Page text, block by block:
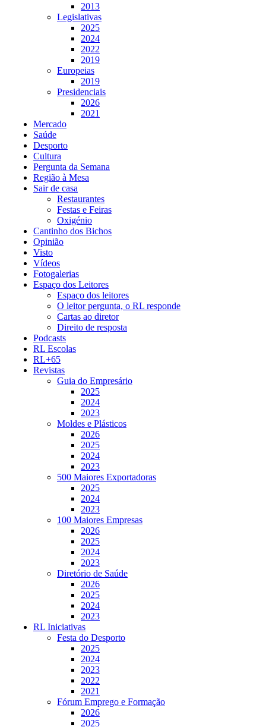
2013
Legislativas
2025
2024
2022
2019
Europeias
2019
Presidenciais
2026
2021
Mercado
Saúde
Desporto
Cultura
Pergunta da Semana
Região à Mesa
Sair de casa
Restaurantes
Festas e Feiras
Oxigénio
Cantinho dos Bichos
Opinião
Visto
Vídeos
Fotogalerias
Espaço dos Leitores
Espaço dos leitores
O leitor pergunta, o RL responde
Cartas ao diretor
Direito de resposta
Podcasts
RL Escolas
RL+65
Revistas
Guia do Empresário
2025
2024
2023
Moldes e Plásticos
2026
2025
2024
2023
500 Maiores Exportadoras
2025
2024
2023
100 Maiores Empresas
2026
2025
2024
2023
Diretório de Saúde
2026
2025
2024
2023
RL Iniciativas
Festa do Desporto
2025
2024
2023
2022
2021
Fórum Emprego e Formação
2026
2025